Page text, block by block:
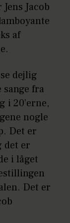
Jacob
af
dejlig
sange fra
i 20’erne,
nogle
Det er
det er
i låget
Det er